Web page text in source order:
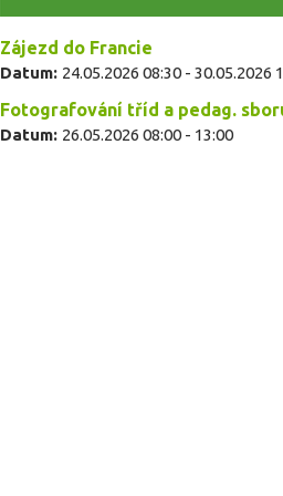
Zájezd do Francie
Datum: 24.05.2026 08:30 - 30.05.2026
Fotografování tříd a pedag.
Datum: 26.05.2026 08:00 - 13:00